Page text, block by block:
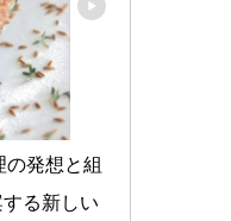
の発想と組
る新しい